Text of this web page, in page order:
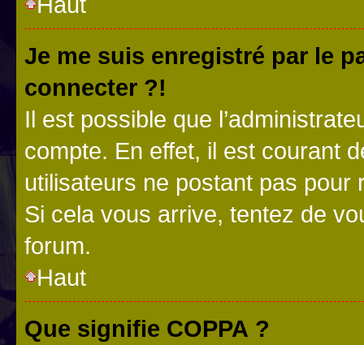
Je me suis enregistré par le
connecter ?!
Il est possible que
compte. En effet, il est courant
utilisateurs ne postant pas pour
Si cela vous arrive, tentez de
forum.
Haut
Que signifie COPPA ?